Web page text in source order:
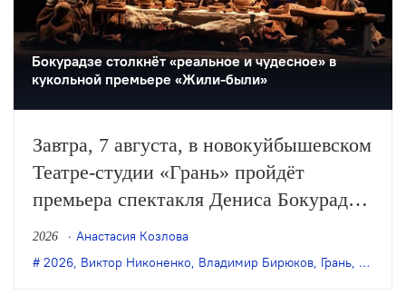
Бокурадзе столкнëт «реальное и чудесное» в
кукольной премьере «Жили-были»
Завтра, 7 августа, в новокуйбышевском
Театре-студии «Грань» пройдёт
премьера спектакля Дениса Бокурадзе
«Жили-были» по пьесе Владимира
Бирюкова.
2026
Анастасия Козлова
2026, Виктор Никоненко, Владимир Бирюков, Грань, Денис